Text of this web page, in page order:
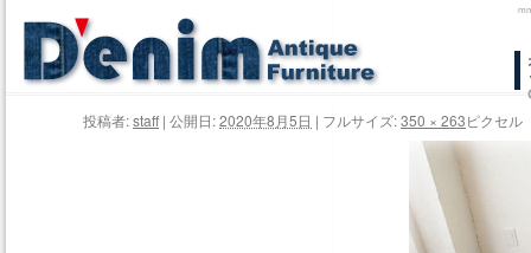
テ
ツ
投稿者:staff | 公開日:2020年8月5日 | フルサイズ:350 × 263ピクセル